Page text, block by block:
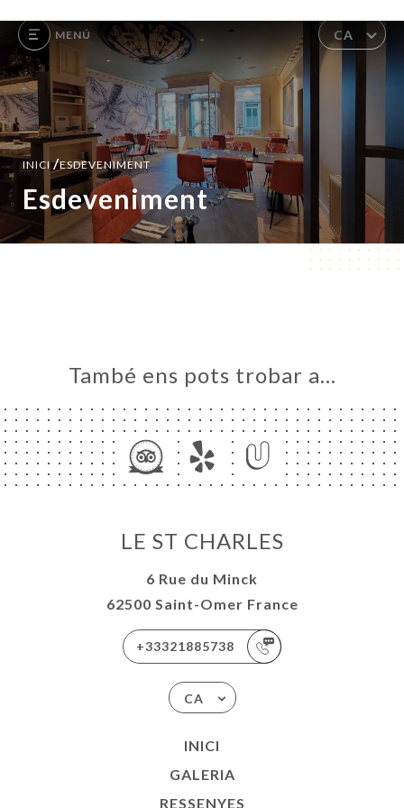
MENÚ CA
INICI/ESDEVENIMENT
Esdeveniment
També ens pots trobar a…
LE ST CHARLES
6 Rue du Minck
62500 Saint-Omer France
+33321885738
CA
INICI
GALERIA
RESSENYES